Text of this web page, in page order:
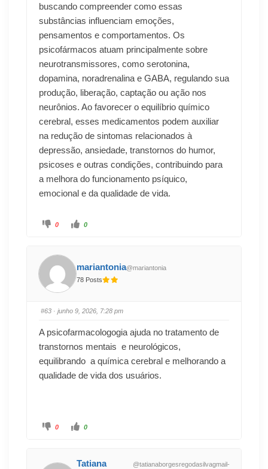
buscando compreender como essas
substâncias influenciam emoções,
pensamentos e comportamentos. Os
psicofármacos atuam principalmente sobre
neurotransmissores, como serotonina,
dopamina, noradrenalina e GABA, regulando sua
produção, liberação, captação ou ação nos
neurônios. Ao favorecer o equilíbrio químico
cerebral, esses medicamentos podem auxiliar
na redução de sintomas relacionados à
depressão, ansiedade, transtornos do humor,
psicoses e outras condições, contribuindo para
a melhora do funcionamento psíquico,
emocional e da qualidade de vida.
0 0
mariantonia@mariantonia
78 Posts
#63 · junho 9, 2026, 7:28 pm
A psicofarmacologogia ajuda no tratamento de
transtornos mentais e neurológicos,
equilibrando a química cerebral e melhorando a
qualidade de vida dos usuários.
0 0
Tatiana
@tatianaborgesregodasilvagmail-